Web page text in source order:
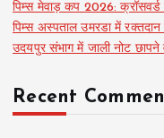
पिम्स मेवाड़ कप 2026:
पिम्स अस्पताल उमरडा में रक्तदान
उदयपुर संभाग में जाली नोट छापने
Recent